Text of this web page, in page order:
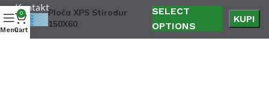
Kontakt
Ploča XPS Stirodur
150X60
SELECT
OPTIONS
KUPI
Menu
0
Cart